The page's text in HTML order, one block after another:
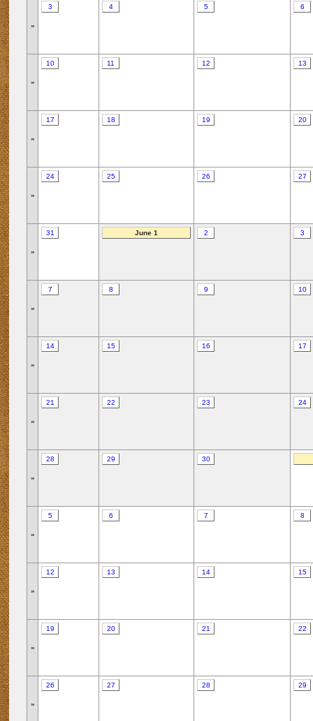
»
3 4 5 6
»
10 11 12 13
»
17 18 19 20
»
24 25 26 27
»
31 June 1 2 3
»
7 8 9 10
»
14 15 16 17
»
21 22 23 24
»
28 29 30
»
5 6 7 8
»
12 13 14 15
»
19 20 21 22
»
26 27 28 29